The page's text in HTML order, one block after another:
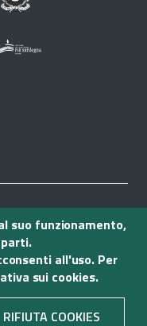
suo funzionamento,
all'uso. Per
sui cookies.
RIFIUTA COOKIES